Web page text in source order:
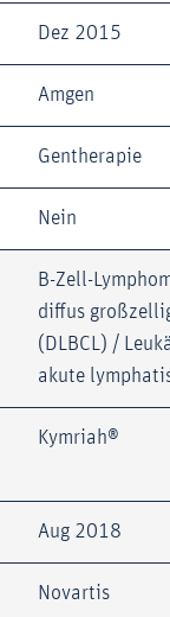
Dez 2015
Amgen
Gentherapie
Nein
B-Zell-
diffus
(DLBCL) /
akute
Kymriah®
Aug 2018
Novartis